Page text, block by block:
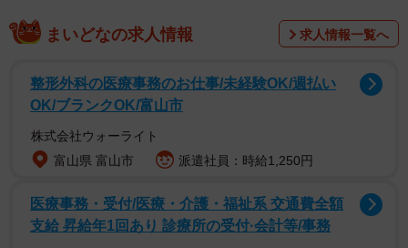
まいどなの求人情報 求人情報一覧へ
整形外科の医療事務のお仕事/未経験OK/週払い
OK/ブランクOK/富山市
株式会社ウォーライト
富山県 富山市
派遣社員：時給1,250円
医療事務・受付/医療・介護・福祉系 交通費全額
支給 昇給年1回あり 診療所の受付·会計等/事務